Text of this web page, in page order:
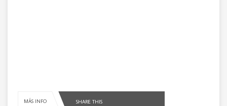
MÁS INFO SHARE THIS